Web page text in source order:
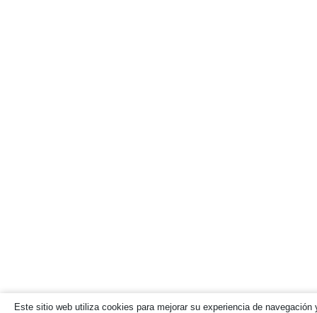
Este sitio web utiliza cookies para mejorar su experiencia de